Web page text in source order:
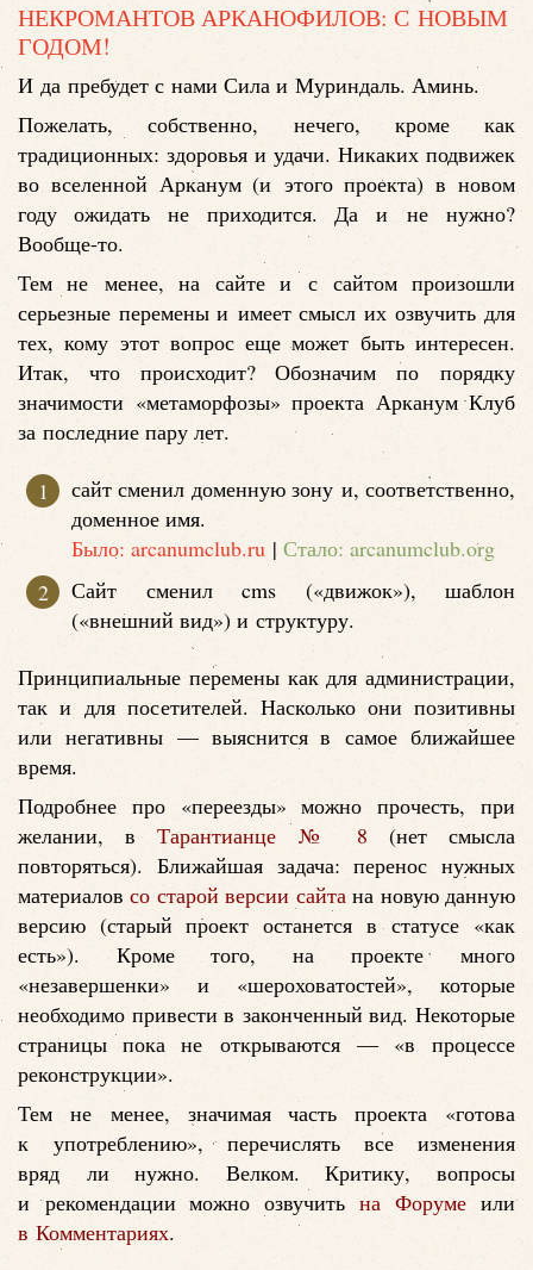
НЕКРОМАНТОВ АРКАНОФИЛОВ: С НОВЫМ
ГОДОМ!
И да пребудет с нами Сила и Муриндаль. Аминь.
Пожелать, собственно, нечего, кроме как
традиционных: здоровья и удачи. Никаких подвижек
во вселенной Арканум (и этого проекта) в новом
году ожидать не приходится. Да и не нужно?
Вообще-то.
Тем не менее, на сайте и с сайтом произошли
серьезные перемены и имеет смысл их озвучить для
тех, кому этот вопрос еще может быть интересен.
Итак, что происходит? Обозначим по порядку
значимости «метаморфозы» проекта Арканум Клуб
за последние пару лет.
сайт сменил доменную зону и, соответственно,
доменное имя.
Было: arcanumclub.ru | Стало: arcanumclub.org
Сайт сменил cms («движок»), шаблон
(«внешний вид») и структуру.
Принципиальные перемены как для администрации,
так и для посетителей. Насколько они позитивны
или негативны — выяснится в самое ближайшее
время.
Подробнее про «переезды» можно прочесть, при
желании, в Тарантианце № 8 (нет смысла
повторяться). Ближайшая задача: перенос нужных
материаловсо старой версии сайтана новую данную
версию (старый проект останется в статусе «как
есть»). Кроме того, на проекте много
«незавершенки» и «шероховатостей», которые
необходимо привести в законченный вид. Некоторые
страницы пока не открываются — «в процессе
реконструкции».
Тем не менее, значимая часть проекта «готова
к употреблению», перечислять все изменения
вряд ли нужно. Велком. Критику, вопросы
и рекомендации можно озвучить на Форуме или
в Комментариях.